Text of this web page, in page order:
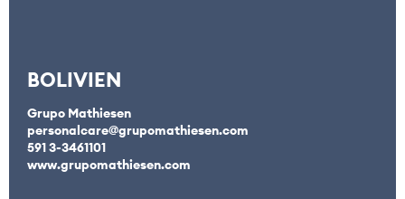
BOLIVIEN
Grupo Mathiesen
personalcare@grupomathiesen.com
591 3-3461101
www.grupomathiesen.com